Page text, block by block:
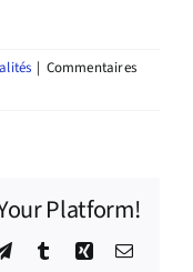
| Commentaires
Platform!
TelegramTumblrXing Email